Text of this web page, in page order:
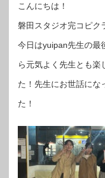
こんにちは！
磐田スタジオ完コピク
今日はyuipan先生の最
ら元気よく先生とも楽
た！先生にお世話にな
た！